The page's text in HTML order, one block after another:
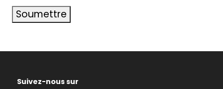
Soumettre
Suivez-nous sur